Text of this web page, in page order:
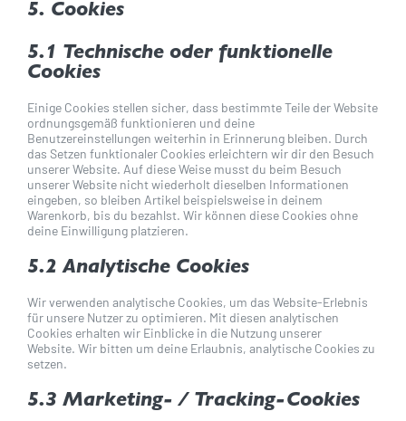
5. Cookies
5.1 Technische oder funktionelle
Cookies
Einige Cookies stellen sicher, dass bestimmte Teile der Website
ordnungsgemäß funktionieren und deine
Benutzereinstellungen weiterhin in Erinnerung bleiben. Durch
das Setzen funktionaler Cookies erleichtern wir dir den Besuch
unserer Website. Auf diese Weise musst du beim Besuch
unserer Website nicht wiederholt dieselben Informationen
eingeben, so bleiben Artikel beispielsweise in deinem
Warenkorb, bis du bezahlst. Wir können diese Cookies ohne
deine Einwilligung platzieren.
5.2 Analytische Cookies
Wir verwenden analytische Cookies, um das Website-Erlebnis
für unsere Nutzer zu optimieren. Mit diesen analytischen
Cookies erhalten wir Einblicke in die Nutzung unserer
Website. Wir bitten um deine Erlaubnis, analytische Cookies zu
setzen.
5.3 Marketing- / Tracking-Cookies